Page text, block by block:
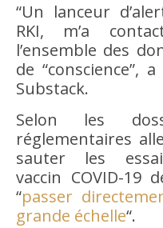
“Un lanceur
RKI, m’a
l’ensemble des
de “conscience”,
Substack.
Selon les
réglementaires
sauter les
vaccin COVID-19
“passer
grande échelle“.